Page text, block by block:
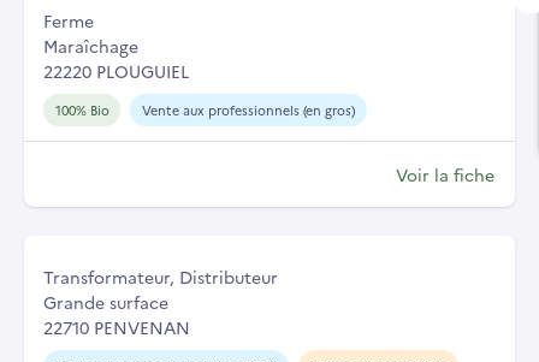
Ferme
Maraîchage
22220 PLOUGUIEL
100% Bio Vente aux professionnels (en gros)
Voir la fiche
Transformateur, Distributeur
Grande surface
22710 PENVENAN